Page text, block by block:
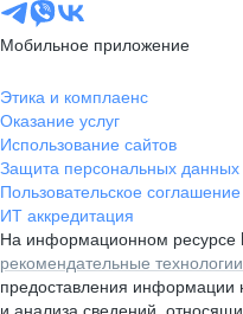
Мобильное приложение
Этика и комплаенс
Оказание услуг
Использование сайтов
Защита персональных данных
Пользовательское соглашение
ИТ аккредитация
На информационном ресурсе
рекомендательные технологии
предоставления информации
и анализа сведений,